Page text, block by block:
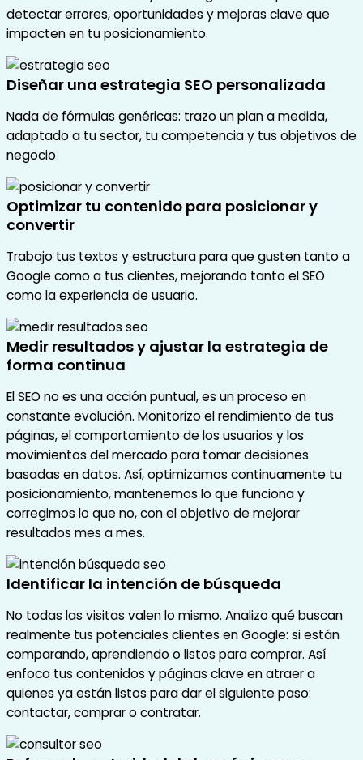
detectar errores, oportunidades y mejoras clave que
impacten en tu posicionamiento.
Diseñar una estrategia SEO personalizada
Nada de fórmulas genéricas: trazo un plan a medida,
adaptado a tu sector, tu competencia y tus objetivos de
negocio
Optimizar tu contenido para posicionar y
convertir
Trabajo tus textos y estructura para que gusten tanto a
Google como a tus clientes, mejorando tanto el SEO
como la experiencia de usuario.
Medir resultados y ajustar la estrategia de
forma continua
El SEO no es una acción puntual, es un proceso en
constante evolución. Monitorizo el rendimiento de tus
páginas, el comportamiento de los usuarios y los
movimientos del mercado para tomar decisiones
basadas en datos. Así, optimizamos continuamente tu
posicionamiento, mantenemos lo que funciona y
corregimos lo que no, con el objetivo de mejorar
resultados mes a mes.
Identificar la intención de búsqueda
No todas las visitas valen lo mismo. Analizo qué buscan
realmente tus potenciales clientes en Google: si están
comparando, aprendiendo o listos para comprar. Así
enfoco tus contenidos y páginas clave en atraer a
quienes ya están listos para dar el siguiente paso:
contactar, comprar o contratar.